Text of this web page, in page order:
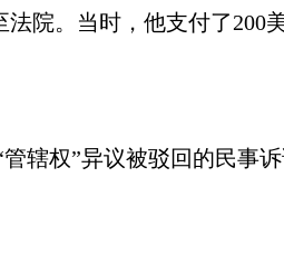
院。当时，他支付了200
辖权”异议被驳回的民事